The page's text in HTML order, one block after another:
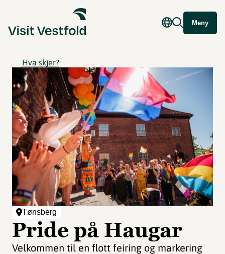
Meny
Hva skjer?
Tønsberg
Pride på Haugar
Velkommen til en flott feiring og markering